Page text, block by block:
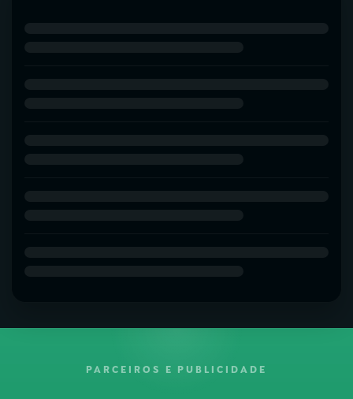
PARCEIROS E PUBLICIDADE